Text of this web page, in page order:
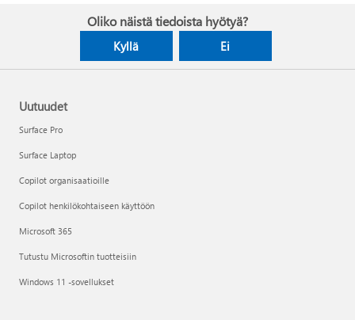
Oliko näistä tiedoista hyötyä?
Kyllä Ei
Uutuudet
Surface Pro
Surface Laptop
Copilot organisaatioille
Copilot henkilökohtaiseen käyttöön
Microsoft 365
Tutustu Microsoftin tuotteisiin
Windows 11 -sovellukset